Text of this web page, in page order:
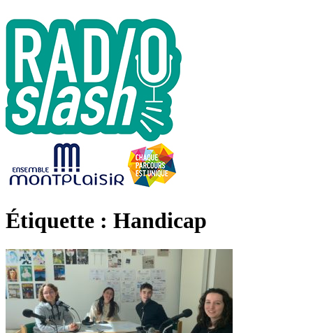
Étiquette : Handicap